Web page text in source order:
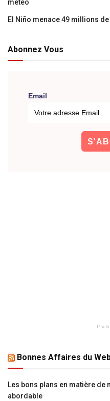
météo
El Niño menace 49 millions
Abonnez Vous
Email
Bonnes Affaires du
Les bons plans en matière
abordable